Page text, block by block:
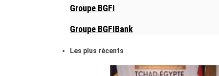
Groupe BGFI
Groupe BGFIBank
Les plus récents